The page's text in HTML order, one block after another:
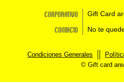
Corporativo Gift Card
Contacto No te
Condiciones Generales
© Gift card